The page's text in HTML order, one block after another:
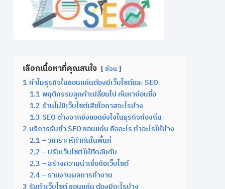
เลือกเนื้อหาที่คุณสนใจ ซ่อน
1 ทำไมธุรกิจในขอนแก่นต้องมีเว็บไซต์และ SEO
1.1 พฤติกรรมลูกค้าเปลี่ยนไป ค้นหาก่อนซื้อ
1.2 ร้านไม่มีเว็บไซต์เสียโอกาสอะไรบ้าง
1.3 SEO ต่างจากยิงแอดยังไงในธุรกิจท้องถิ่น
2 บริการรับทำ SEO ขอนแก่น คืออะไร ทำอะไรให้บ้าง
2.1 – วิเคราะห์คำค้นในพื้นที่
2.2 – ปรับเว็บไซต์ให้ติดอันดับ
2.3 – สร้างความน่าเชื่อถือเว็บไซต์
2.4 – รายงานผลการทำงาน